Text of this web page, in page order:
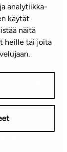
analytiikka-
käytät
näitä
heille tai joita